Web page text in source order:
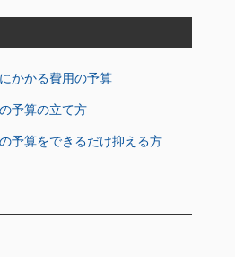
かかる費用の予算
予算の立て方
予算をできるだけ抑える方